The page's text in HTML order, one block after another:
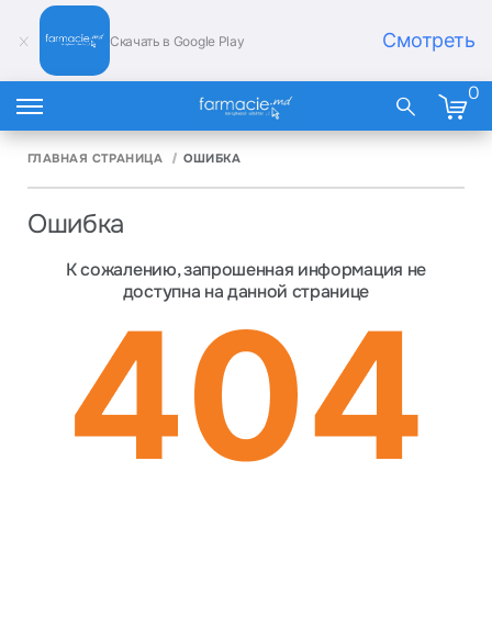
Скачать в Google Play Смотреть
0
ГЛАВНАЯ СТРАНИЦА ОШИБКА
Ошибка
К сожалению, запрошенная информация не
доступна на данной странице